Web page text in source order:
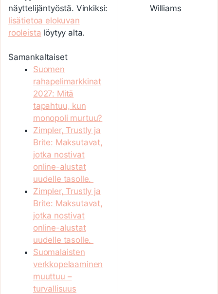
näyttelijäntyöstä. Vinkiksi:
lisätietoa elokuvan
rooleista löytyy alta.
Samankaltaiset
Suomen
rahapelimarkkinat
2027: Mitä
tapahtuu, kun
monopoli murtuu?
Zimpler, Trustly ja
Brite: Maksutavat,
jotka nostivat
online-alustat
uudelle tasolle.
Zimpler, Trustly ja
Brite: Maksutavat,
jotka nostivat
online-alustat
uudelle tasolle.
Suomalaisten
verkkopelaaminen
muuttuu –
turvallisuus
Williams